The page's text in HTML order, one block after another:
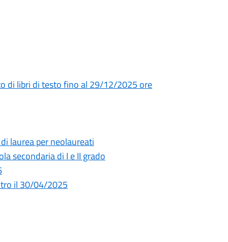
di libri di testo fino al 29/12/2025 ore
laurea per neolaureati
secondaria di I e II grado
il 30/04/2025